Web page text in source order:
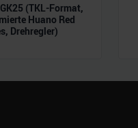
(TKL-Format,
Huano Red
Drehregler)